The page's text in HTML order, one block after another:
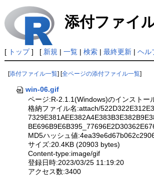
添付ファイ
[ トップ] [ 新規 | 一覧| 検索| 最終更新| ヘル
[添付ファイル一覧 ] [全ページの添付ファイル一覧
win-06.gif
ページ:R-2.1.1(Windows)のインストー
格納ファイル名:attach/
MD5ハッシュ値
サイズ:20.4KB (20903 bytes)
Content-type:image/gif
登録日時:2023/03/25 11:19:20
アクセス数:3400